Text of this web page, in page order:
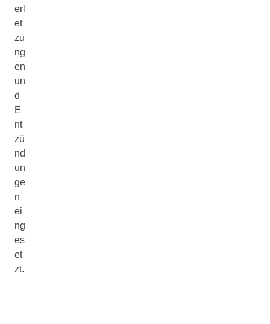
erl
et
zu
ng
en
un
d
E
nt
zü
nd
un
ge
n
ei
ng
es
et
zt.